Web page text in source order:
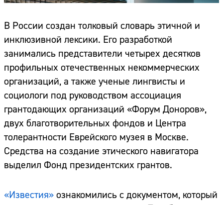
В России создан толковый словарь этичной и
инклюзивной лексики. Его разработкой
занимались представители четырех десятков
профильных отечественных некоммерческих
организаций, а также ученые лингвисты и
социологи под руководством ассоциация
грантодающих организаций «Форум Доноров»,
двух благотворительных фондов и Центра
толерантности Еврейского музея в Москве.
Средства на создание этического навигатора
выделил Фонд президентских грантов.
«Известия» ознакомились с документом, который